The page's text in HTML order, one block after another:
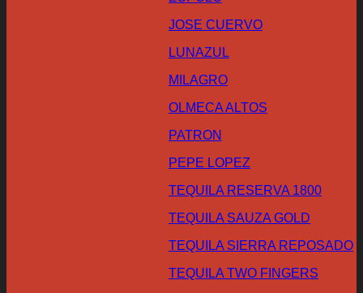
JOSE CUERVO
LUNAZUL
MILAGRO
OLMECA ALTOS
PATRON
PEPE LOPEZ
TEQUILA RESERVA 1800
TEQUILA SAUZA GOLD
TEQUILA SIERRA REPOSADO
TEQUILA TWO FINGERS